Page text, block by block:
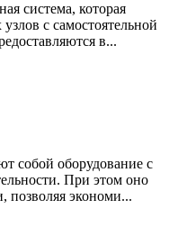
система, которая
с самостоятельной
в...
собой оборудование с
При этом оно
позволяя экономи...